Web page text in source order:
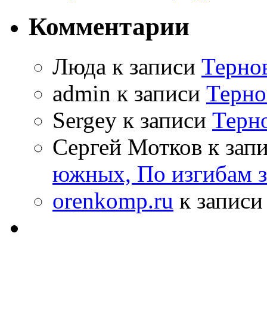
Комментарии
Люда к записи
admin к записи
Sergey к записи
Сергей Мотков к
южных, По изгибам
orenkomp.ru к